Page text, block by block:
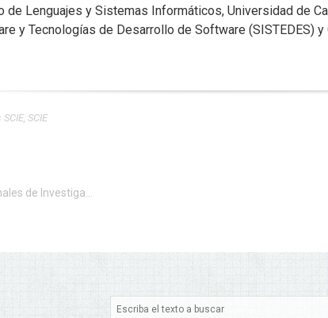
de Lenguajes y Sistemas Informáticos, Universidad de
y Tecnologías de Desarrollo de Software (SISTEDES)
, SCIE